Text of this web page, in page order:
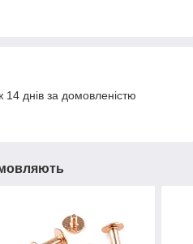
днів за домовленістю